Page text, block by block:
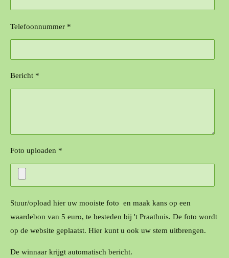
Telefoonnummer *
Bericht *
Foto uploaden *
Stuur/opload hier uw mooiste foto en maak kans op een
waardebon van 5 euro, te besteden bij 't Praathuis. De foto wordt
op de website geplaatst. Hier kunt u ook uw stem uitbrengen.
De winnaar krijgt automatisch bericht.